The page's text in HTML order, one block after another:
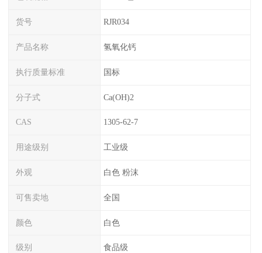
货号 RJR034
产品名称 氢氧化钙
执行质量标准 国标
分子式 Ca(OH)2
CAS 1305-62-7
用途级别 工业级
外观 白色 粉沫
可售卖地 全国
颜色 白色
级别 食品级